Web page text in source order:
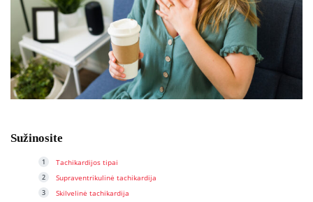
Sužinosite
Tachikardijos tipai
Supraventrikulinė tachikardija
Skilvelinė tachikardija